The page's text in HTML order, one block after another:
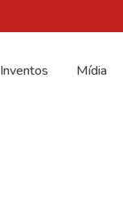
Inventos Mídia